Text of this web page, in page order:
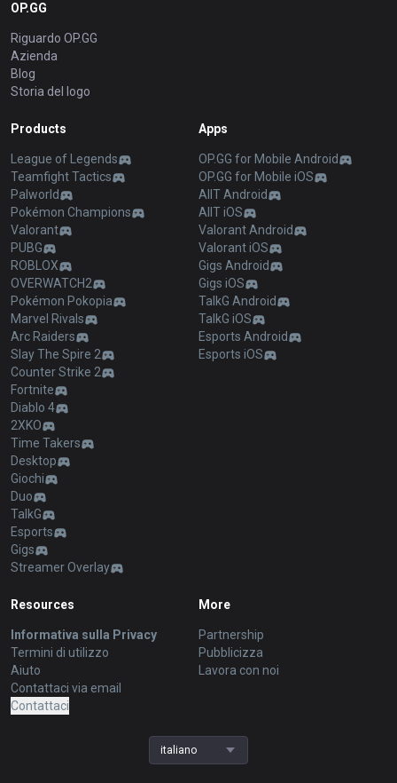
OP.GG
Riguardo OP.GG
Azienda
Blog
Storia del logo
Products
League of Legends
Teamfight Tactics
Palworld
Pokémon Champions
Valorant
PUBG
ROBLOX
OVERWATCH2
Pokémon Pokopia
Marvel Rivals
Arc Raiders
Slay The Spire 2
Counter Strike 2
Fortnite
Diablo 4
2XKO
Time Takers
Desktop
Giochi
Duo
TalkG
Esports
Gigs
Streamer Overlay
Apps
OP.GG for Mobile Android
OP.GG for Mobile iOS
AllT Android
AllT iOS
Valorant Android
Valorant iOS
Gigs Android
Gigs iOS
TalkG Android
TalkG iOS
Esports Android
Esports iOS
Resources
Informativa sulla Privacy
Termini di utilizzo
Aiuto
Contattaci via email
Contattaci
More
Partnership
Pubblicizza
Lavora con noi
italiano